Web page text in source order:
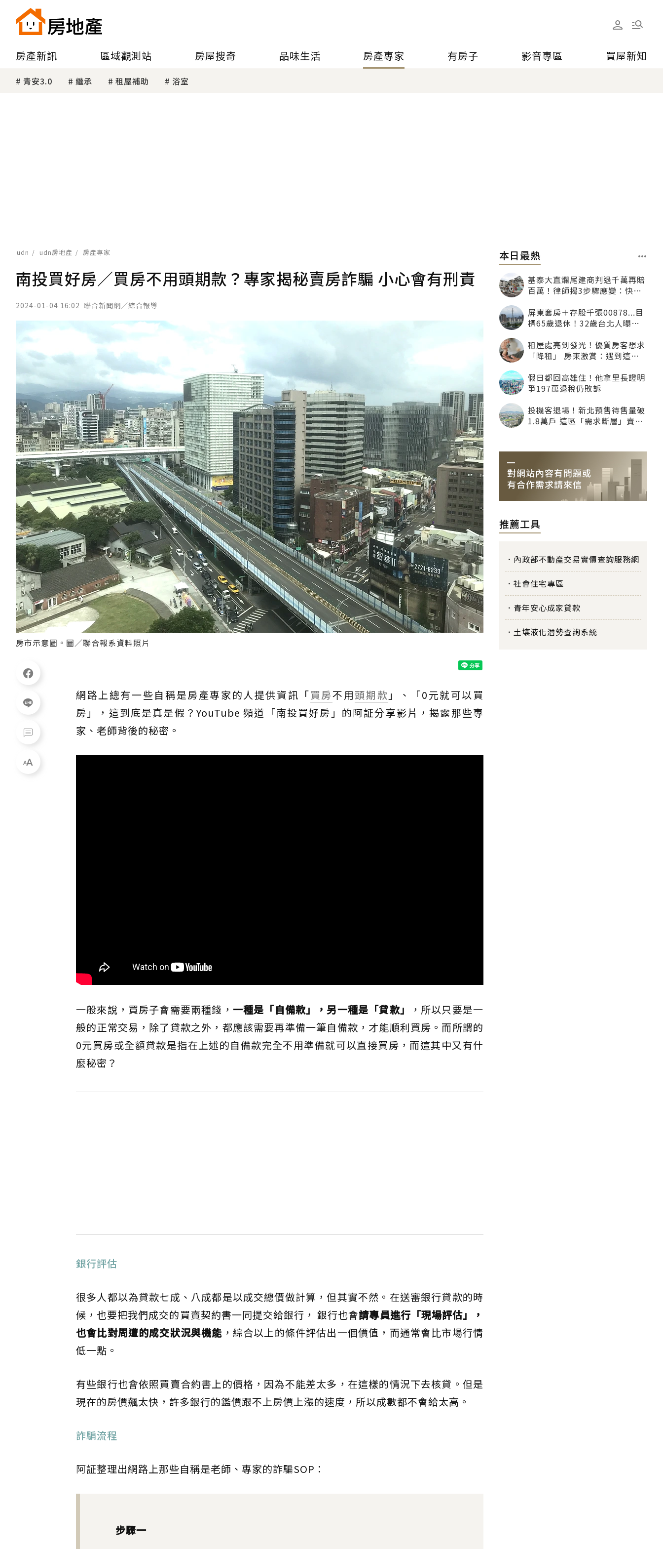
房產新訊 區域觀測站 房屋搜奇 品味生活 房產專家 有房子 影音專區 買屋新知
青安3.0 繼承 租屋補助 浴室
udn udn房地產 房產專家
南投買好房／買房不用頭期款？專家揭秘賣房詐騙 小心會有刑責
2024-01-04 16:02 聯合新聞網／綜合報導
房市示意圖。圖／聯合報系資料照片
網路上總有一些自稱是房產專家的人提供資訊「買房不用頭期款 」、「0元就可以買
房」，這到底是真是假？YouTube 頻道「南投買好房」的阿証分享影片，揭露那些專
家、老師背後的秘密。
一般來說，買房子會需要兩種錢， 一種是「自備款」，另一種是「貸款」
，所以只要是一
般的正常交易，除了貸款之外，都應該需要再準備一筆自備款，才能順利買房。而所謂的
0元買房或全額貸款是指在上述的自備款完全不用準備就可以直接買房，而這其中又有什
麼秘密？
銀行評估
很多人都以為貸款七成、八成都是以成交總價做計算，但其實不然。在送審銀行貸款的時
候，也要把我們成交的買賣契約書一同提交給銀行， 銀行也會請專員進行「現場評估」，
也會比對周遭的成交狀況與機能 ，綜合以上的條件評估出一個價值，而通常會比市場行情
低一點。
有些銀行也會依照買賣合約書上的價格，因為不能差太多，在這樣的情況下去核貸。但是
現在的房價飆太快，許多銀行的鑑價跟不上房價上漲的速度，所以成數都不會給太高。
詐騙流程
阿証整理出網路上那些自稱是老師、專家的詐騙SOP：
步驟一
本日最熱
基泰大直爛尾建商判退千萬再賠
百萬！律師揭3步驟應變：快通
屏東套房＋存股千張00878...目
標65歲退休！32歲台北人曝：
租屋處亮到發光！優質房客想求
「降租」 房東激賞：遇到這種
假日都回高雄住！他拿里長證明
爭197萬退稅仍敗訴
投機客退場！新北預售待售量破
1.8萬戶 這區「需求斷層」賣壓
推薦工具
內政部不動產交易實價查詢服務網
社會住宅專區
青年安心成家貸款
土壤液化潛勢查詢系統